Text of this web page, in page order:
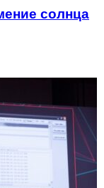
солнца